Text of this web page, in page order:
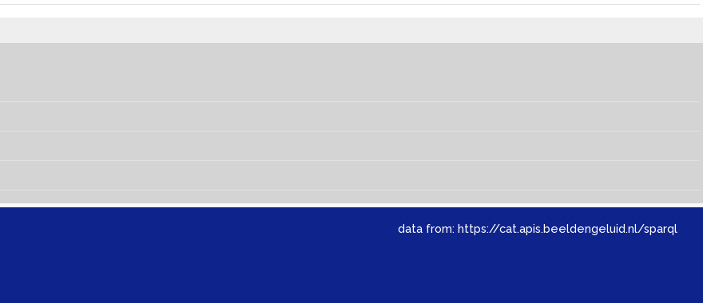
data from: https://cat.apis.beeldengeluid.nl/sparql